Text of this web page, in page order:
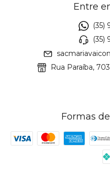
Entre
(35)
(35)
Rua Paraíba,
Formas